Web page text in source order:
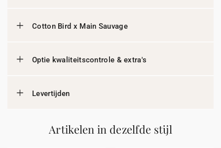
Cotton Bird x Main Sauvage
Optie kwaliteitscontrole & extra's
Levertijden
Artikelen in dezelfde stijl